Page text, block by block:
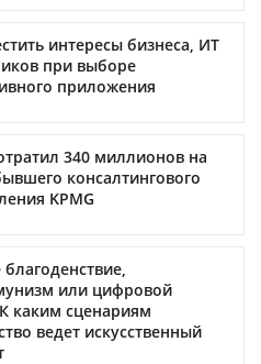
интересы бизнеса, ИТ
при выборе
приложения
340 миллионов на
консалтингового
KPMG
или цифровой
каким сценариям
ведет искусственный